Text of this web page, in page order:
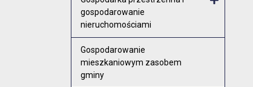
gospodarowanie
nieruchomościami
Gospodarowanie
mieszkaniowym zasobem
gminy